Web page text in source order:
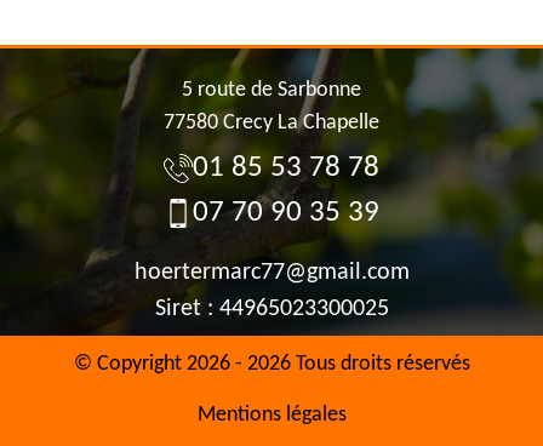
5 route de Sarbonne
77580 Crecy La Chapelle
01 85 53 78 78
07 70 90 35 39
hoertermarc77@gmail.com
Siret : 44965023300025
© Copyright 2026 - 2026 Tous droits réservés
Mentions légales